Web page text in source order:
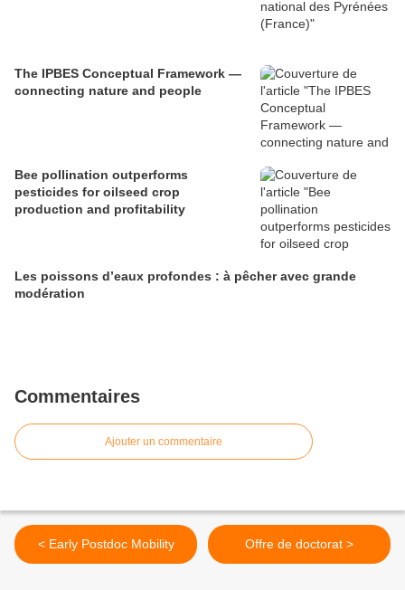
The IPBES Conceptual Framework —
connecting nature and people
Bee pollination outperforms
pesticides for oilseed crop
production and profitability
Les poissons d’eaux profondes : à pêcher avec grande
modération
Commentaires
Ajouter un commentaire
< Early Postdoc Mobility Offre de doctorat >